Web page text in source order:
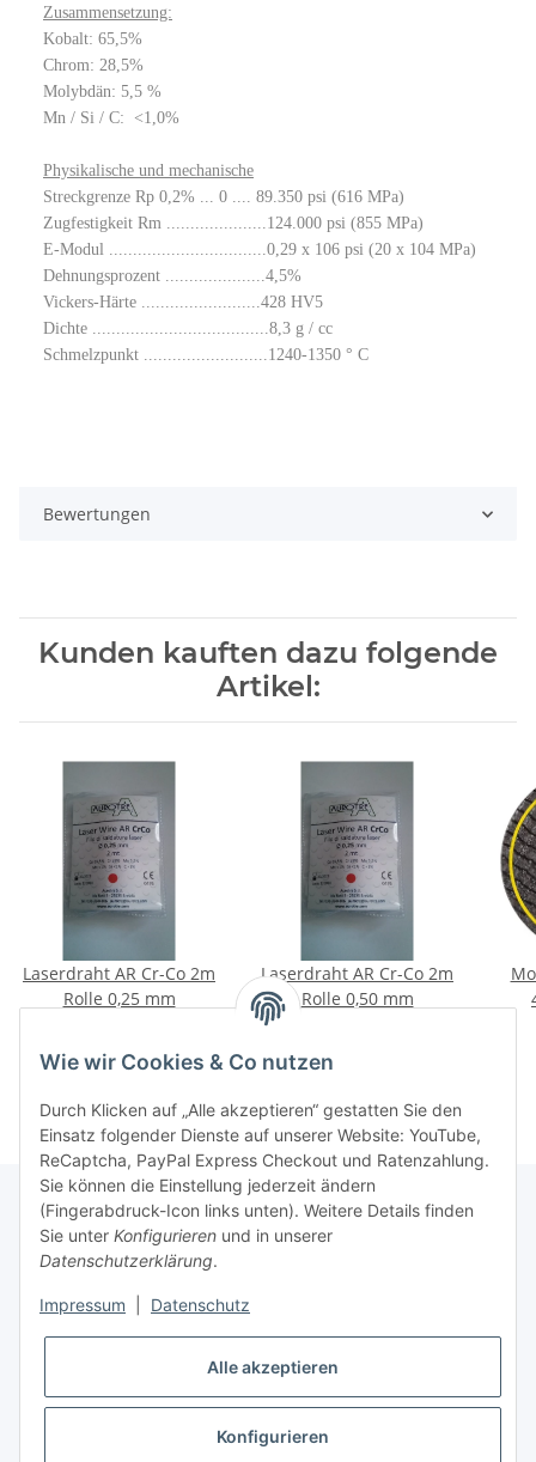
Zusammensetzung:
Kobalt: 65,5%
Chrom: 28,5%
Molybdän: 5,5 %
Mn / Si / C: <1,0%
Physikalische und mechanische
Streckgrenze Rp 0,2% ... 0 .... 89.350 psi (616 MPa)
Zugfestigkeit Rm .....................124.000 psi (855 MPa)
E-Modul .................................0,29 x 106 psi (20 x 104 MPa)
Dehnungsprozent .....................4,5%
Vickers-Härte .........................428 HV5
Dichte .....................................8,3 g / cc
Schmelzpunkt ..........................1240-1350 ° C
Bewertungen
Kunden kauften dazu folgende
Artikel:
Laserdraht AR Cr-Co 2m
Rolle 0,25 mm
Laserdraht AR Cr-Co 2m
Rolle 0,50 mm
Rechtliche Hinweise
Produktinformationen
Wie wir Cookies & Co nutzen
Durch Klicken auf „Alle akzeptieren“ gestatten Sie den
Einsatz folgender Dienste auf unserer Website: YouTube,
ReCaptcha, PayPal Express Checkout und Ratenzahlung.
Sie können die Einstellung jederzeit ändern
(Fingerabdruck-Icon links unten). Weitere Details finden
Sie unter Konfigurieren und in unserer
Datenschutzerklärung.
Impressum Datenschutz
Alle akzeptieren
Konfigurieren